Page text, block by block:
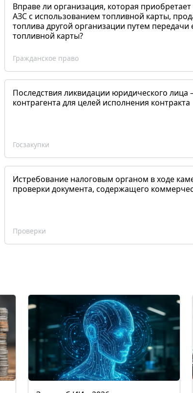
Вправе ли организация, которая
АЗС с использованием топливной карты,
топлива другой организации путем передачи
топливной карты?
Гражданское право
Последствия ликвидации юридического лица
контрагента для целей исполнения контракта
Госзакупки
Истребование налоговым органом в ходе
проверки документа, содержащего
Проверки